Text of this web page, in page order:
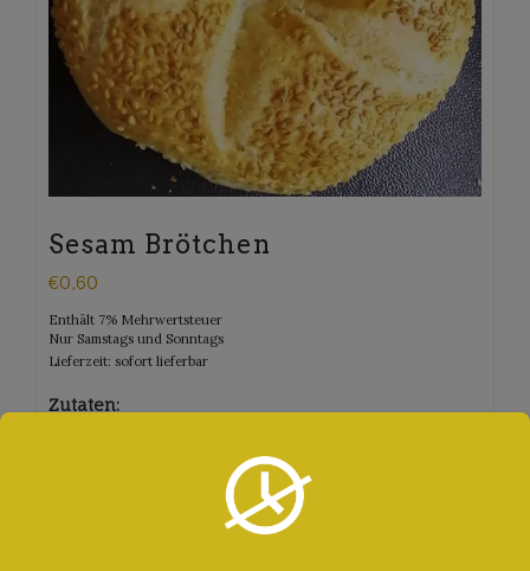
Sesam Brötchen
€0,60
Enthält 7% Mehrwertsteuer
Nur Samstags und Sonntags
Lieferzeit: sofort lieferbar
Zutaten: